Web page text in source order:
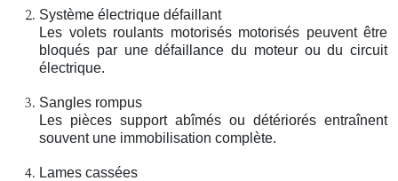
Système électrique défaillant
Les volets roulants motorisés motorisés peuvent être
bloqués par une défaillance du moteur ou du circuit
électrique.
Sangles rompus
Les pièces support abîmés ou détériorés entraînent
souvent une immobilisation complète.
Lames cassées